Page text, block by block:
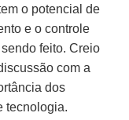
o potencial de
e o controle
feito. Creio
com a
dos
tecnologia.